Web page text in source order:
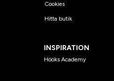
Cookies
Hitta butik
INSPIRATION
Hööks Academy